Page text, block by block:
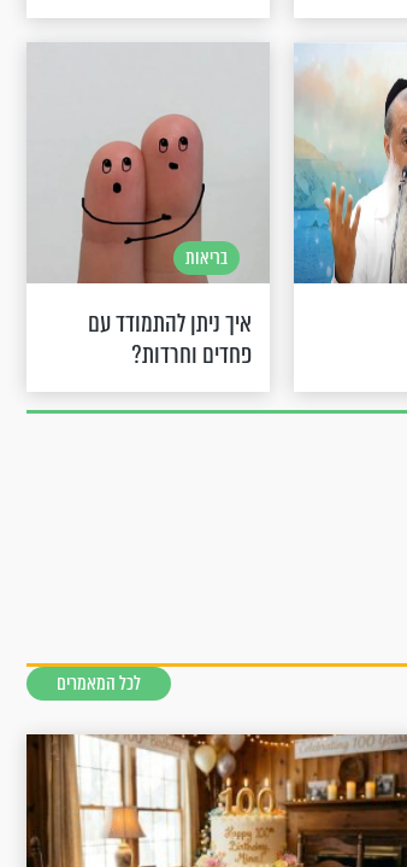
בריאות
איך ניתן להתמודד עם
פחדים וחרדות?
לכל המאמרים